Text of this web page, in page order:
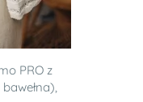
PRO z